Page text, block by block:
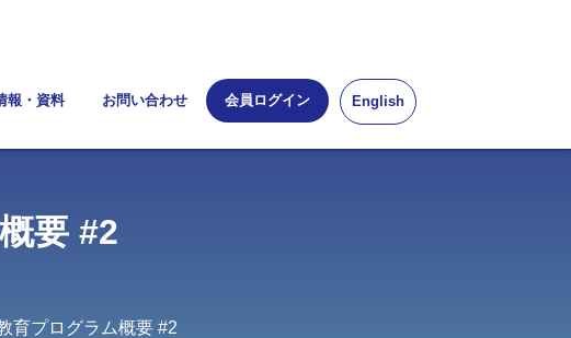
報・資料 お問い合わせ 会員ログイン English
要 #2
育プログラム概要 #2